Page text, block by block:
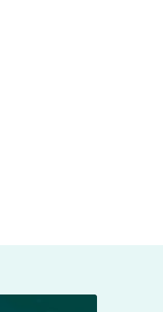
ontstaan.